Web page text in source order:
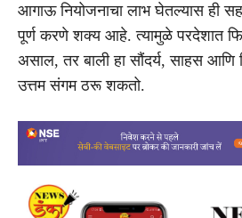
आगाऊ नियोजनाचा लाभ घेतल्यास ही
पूर्ण करणे शक्य आहे. त्यामुळे परदेशात
असाल, तर बाली हा सौंदर्य, साहस आणि
उत्तम संगम ठरू शकतो.